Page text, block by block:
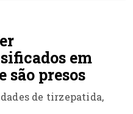
em
são presos
de tirzepatida,